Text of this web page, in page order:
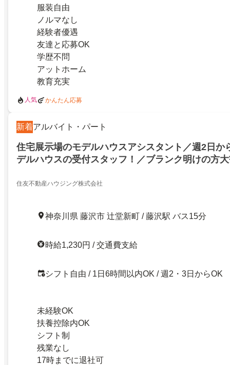
服装自由
ノルマなし
経験者優遇
友達と応募OK
学歴不問
アットホーム
教育充実
人気 かんたん応募
新着アルバイト・パート
住宅展示場のモデルハウスアシスタント／週2日か
デルハウスの受付スタッフ！／ブランク明けの方
住友不動産ハウジング株式会社
神奈川県 藤沢市 辻堂新町 / 藤沢駅 バス15分
時給1,230円 / 交通費支給
シフト自由 / 1日6時間以内OK / 週2・3日からOK
未経験OK
扶養控除内OK
シフト制
残業なし
17時までに退社可